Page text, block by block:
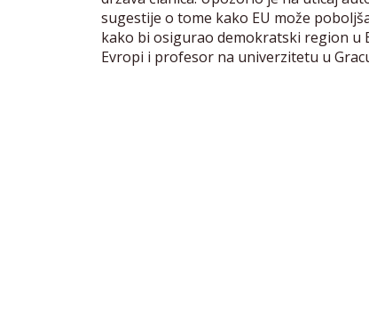
sugestije o tome kako EU može
kako bi osigurao demokratski region u
Evropi i profesor na univerzitetu u